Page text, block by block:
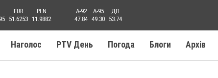
EUR
51.6253
PLN
11.9882
A-92
47.84
A-95
49.30
ДП
53.74
Наголос PTV День Погода Блоги Aрхів